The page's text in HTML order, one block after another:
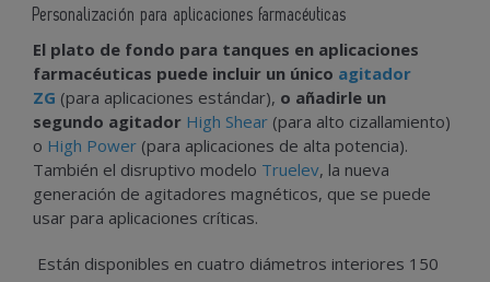
Personalización para aplicaciones farmacéuticas
El plato de fondo para tanques en aplicaciones
farmacéuticas puede incluir un único agitador
ZG (para aplicaciones estándar), o añadirle un
segundo agitador High Shear (para alto cizallamiento)
o High Power (para aplicaciones de alta potencia).
También el disruptivo modelo Truelev, la nueva
generación de agitadores magnéticos, que se puede
usar para aplicaciones críticas.
Están disponibles en cuatro diámetros interiores 150